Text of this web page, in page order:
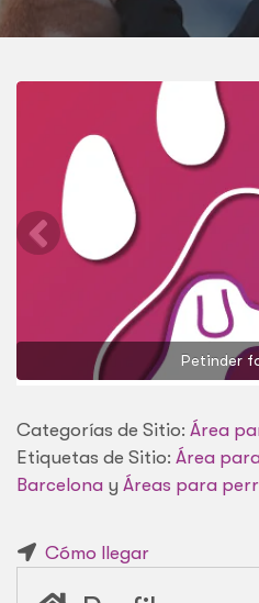
Petinder
Categorías de Sitio: Área
Etiquetas de Sitio: Área
Barcelona y Áreas para
Cómo llegar